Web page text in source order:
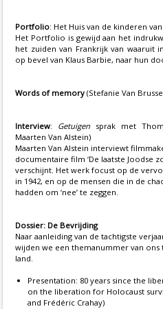
Portfolio: Het Huis van de kinderen
Het Portfolio is gewijd aan het
het zuiden van Frankrijk van waaruit
op bevel van Klaus Barbie, naar hun
Words of memory (Stefanie Van
Interview: Getuigensprak met
Maarten Van Alstein)
Maarten Van Alstein interviewt
documentaire film ‘De laatste Joodse
verschijnt. Het werk focust op de
in 1942, en op de mensen die in de
hadden om ‘nee’ te zeggen.
Dossier: De Bevrijding
Naar aanleiding van de tachtigste
wijden we een themanummer van
land.
Presentation: 80 years since the
on the liberation for Holocaust
and Frédéric Crahay)